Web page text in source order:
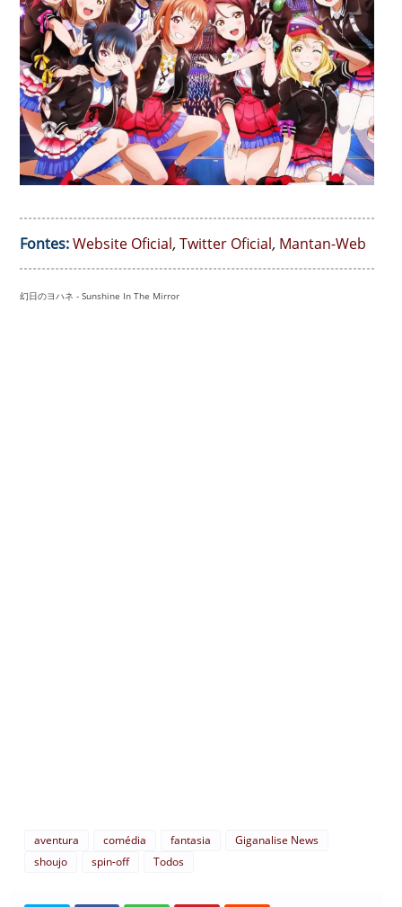
Fontes:Website Oficial,Twitter Oficial, Mantan-Web
幻日のヨハネ - Sunshine In The Mirror
aventura comédia fantasia
Giganalise News
shoujo
spin-off Todos